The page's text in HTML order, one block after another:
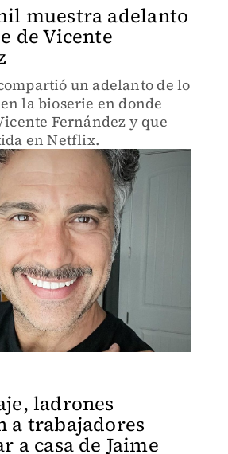
muestra adelanto
de Vicente
un adelanto de lo
la bioserie en donde
Fernández y que
en Netflix.
ladrones
a trabajadores
a casa de Jaime